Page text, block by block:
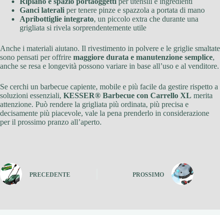
Ganci laterali per tenere pinze e spazzola a portata di mano
Apribottiglie integrato, un piccolo extra che durante una
grigliata si rivela sorprendentemente utile
Anche i materiali aiutano. Il rivestimento in polvere e le griglie smaltate
sono pensati per offrire maggiore durata e manutenzione semplice,
anche se resa e longevità possono variare in base all’uso e al venditore.
Se cerchi un barbecue capiente, mobile e più facile da gestire rispetto a
soluzioni essenziali, KESSER® Barbecue con Carrello XL merita
attenzione. Può rendere la grigliata più ordinata, più precisa e
decisamente più piacevole, vale la pena prenderlo in considerazione
per il prossimo pranzo all’aperto.
PRECEDENTE PROSSIMO